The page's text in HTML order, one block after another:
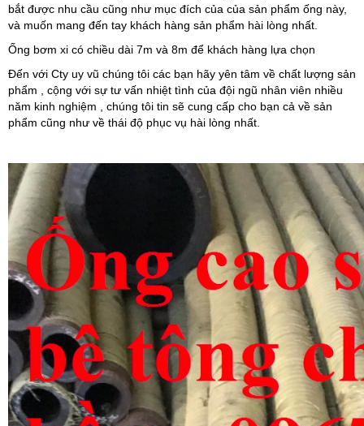
bắt được nhu cầu cũng như mục đích của của sản phẩm ống này,
và muốn mang đến tay khách hàng sản phẩm hài lòng nhất.
Ống bơm xi có chiều dài 7m và 8m để khách hàng lựa chọn
Đến với Cty uy vũ chúng tôi các bạn hãy yên tâm về chất lượng sản
phẩm , cộng với sự tư vấn nhiệt tình của đội ngũ nhân viên nhiều
năm kinh nghiệm , chúng tôi tin sẽ cung cấp cho bạn cả về sản
phẩm cũng như về thái độ phục vụ hài lòng nhất.